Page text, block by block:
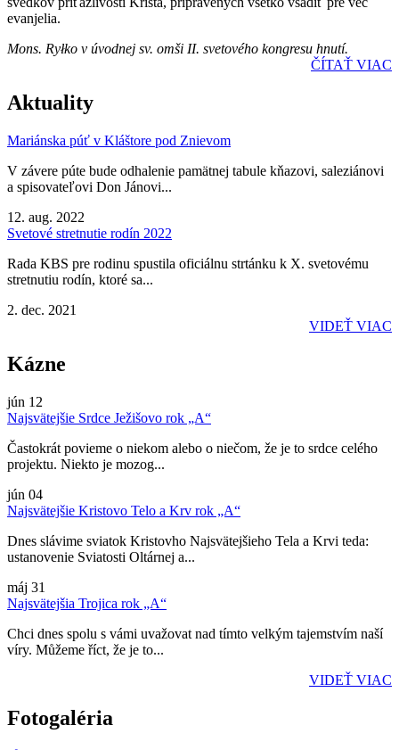
evanjelia.
Mons. Ryłko v úvodnej sv. omši II. svetového kongresu hnutí.
ČÍTAŤ VIAC
Aktuality
Mariánska púť v Kláštore pod Znievom
V závere púte bude odhalenie pamätnej tabule kňazovi, saleziánovi
a spisovateľovi Don Jánovi...
12. aug. 2022
Svetové stretnutie rodín 2022
Rada KBS pre rodinu spustila oficiálnu strtánku k X. svetovému
stretnutiu rodín, ktoré sa...
2. dec. 2021
VIDEŤ VIAC
Kázne
jún 12
Najsvätejšie Srdce Ježišovo rok „A“
Častokrát povieme o niekom alebo o niečom, že je to srdce celého
projektu. Niekto je mozog...
jún 04
Najsvätejšie Kristovo Telo a Krv rok „A“
Dnes slávime sviatok Kristovho Najsvätejšieho Tela a Krvi teda:
ustanovenie Sviatosti Oltárnej a...
máj 31
Najsvätejšia Trojica rok „A“
Chci dnes spolu s vámi uvažovat nad tímto velkým tajemstvím naší
víry. Můžeme říct, že je to...
VIDEŤ VIAC
Fotogaléria